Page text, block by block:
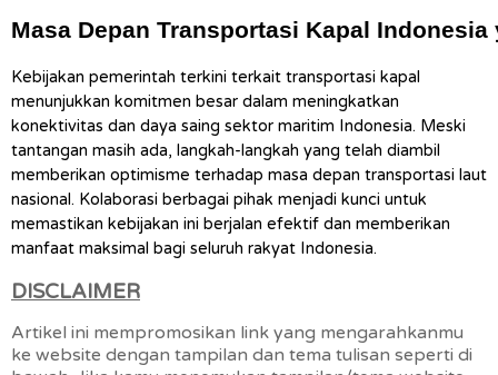
Masa Depan Transportasi Kapal Indonesia
Kebijakan pemerintah terkini terkait transportasi kapal
menunjukkan komitmen besar dalam meningkatkan
konektivitas dan daya saing sektor maritim Indonesia. Meski
tantangan masih ada, langkah-langkah yang telah diambil
memberikan optimisme terhadap masa depan transportasi laut
nasional. Kolaborasi berbagai pihak menjadi kunci untuk
memastikan kebijakan ini berjalan efektif dan memberikan
manfaat maksimal bagi seluruh rakyat Indonesia.
DISCLAIMER
Artikel ini mempromosikan link yang mengarahkanmu
ke website dengan tampilan dan tema tulisan seperti di